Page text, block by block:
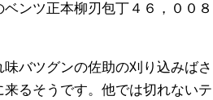
ンツ正本柳刃包丁４６，００８
バツグンの佐助の刈り込みばさ
るそうです。他では切れないテ